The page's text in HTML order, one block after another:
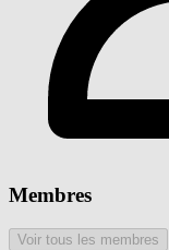
Membres
Voir tous les membres